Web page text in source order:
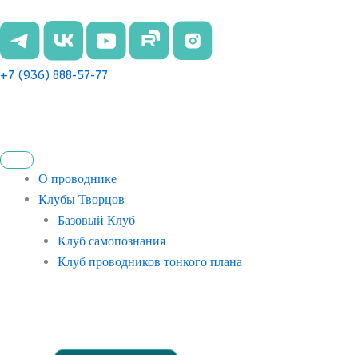
к
содержимому
+7 (936) 888-57-77
О проводнике
Клубы Творцов
Базовый Клуб
Клуб самопознания
Клуб проводников тонкого плана